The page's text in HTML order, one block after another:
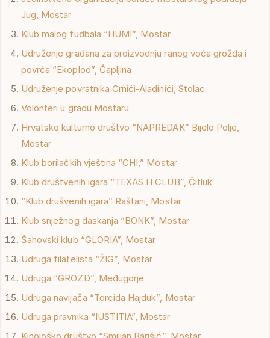
Jug, Mostar
Klub malog fudbala “HUMI”, Mostar
Udruženje građana za proizvodnju ranog voća grožđa i
povrća “Ekoplod”, Čapljina
Udruženje povratnika Crnići-Aladinići, Stolac
Volonteri u gradu Mostaru
Hrvatsko kulturno društvo “NAPREDAK” Bijelo Polje,
Mostar
Klub borilačkih vještina “CHI,” Mostar
Klub društvenih igara “TEXAS H CLUB”, Čitluk
“Klub drušvenih igara” Raštani, Mostar
Klub snježnog daskanja “BONK”, Mostar
Šahovski klub “GLORIA”, Mostar
Udruga filatelista “ŽIG”, Mostar
Udruga “GROZD”, Međugorje
Udruga navijača “Torcida Hajduk”, Mostar
Udruga pravnika “IUSTITIA”, Mostar